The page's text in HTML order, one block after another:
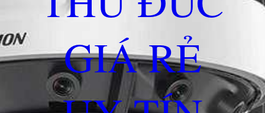
GIÁ RẺ